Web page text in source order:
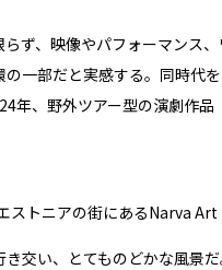
ず、映像やパフォーマンス
一部だと実感する。同時代
、野外ツアー型の演劇作品
ストニアの街にあるNarva Art
交い、とてものどかな風景